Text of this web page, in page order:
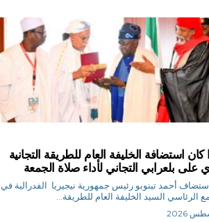
كان استضافة الخليفة العام للطريقة التجانية
على بلعرابي التجاني لأداء صلاة الجمعة
إستضاف أحمد تينوبو رئيس جمهورية نيجيريا الفدرالية في
الرئاسي السيد الخليفة العام للطريقة...